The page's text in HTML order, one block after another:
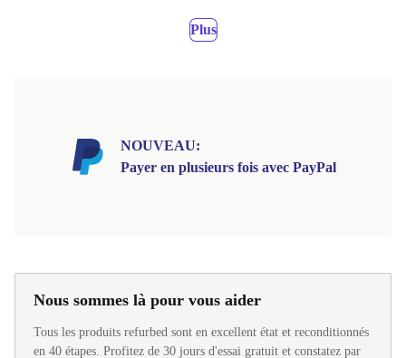
Plus
NOUVEAU:
Payer en plusieurs fois avec PayPal
Nous sommes là pour vous aider
Tous les produits refurbed sont en excellent état et reconditionnés
en 40 étapes. Profitez de 30 jours d'essai gratuit et constatez par